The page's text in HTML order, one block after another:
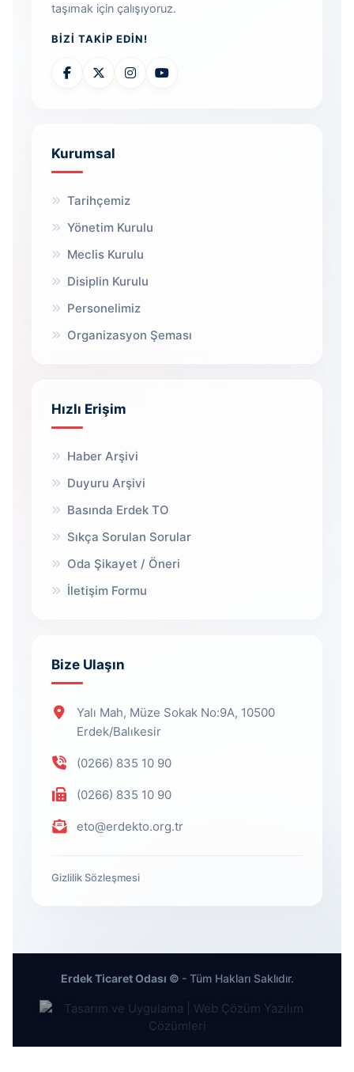
taşımak için çalışıyoruz.
BIZI TAKIP EDIN!
Kurumsal
Tarihçemiz
Yönetim Kurulu
Meclis Kurulu
Disiplin Kurulu
Personelimiz
Organizasyon Şeması
Hızlı Erişim
Haber Arşivi
Duyuru Arşivi
Basında Erdek TO
Sıkça Sorulan Sorular
Oda Şikayet / Öneri
İletişim Formu
Bize Ulaşın
Yalı Mah, Müze Sokak No:9A, 10500
Erdek/Balıkesir
(0266) 835 10 90
(0266) 835 10 90
eto@erdekto.org.tr
Gizlilik Sözleşmesi
Erdek Ticaret Odası © - Tüm Hakları Saklıdır.